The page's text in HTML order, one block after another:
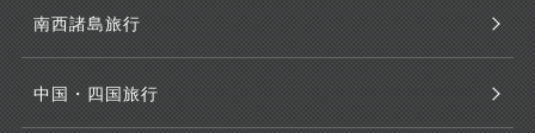
南西諸島旅行
中国・四国旅行